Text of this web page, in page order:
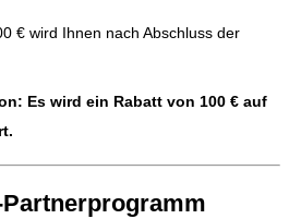
€ wird Ihnen nach Abschluss der
Es wird ein Rabatt von 100 € auf